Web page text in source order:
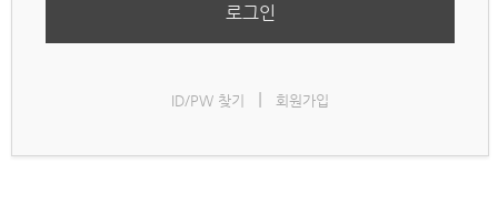
로그인
ID/PW 찾기 | 회원가입